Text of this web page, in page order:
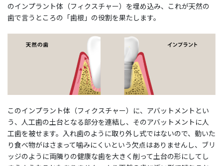
のインプラント体（フィクスチャー）を埋め込み、これが天然の
歯で言うところの「歯根」の役割を果たします。
このインプラント体（フィクスチャー）に、アバットメントとい
う、人工歯の土台となる部分を連結し、そのアバットメントに人
工歯を被せます。入れ歯のように取り外し式ではないので、動いた
り食べ物がはさまって噛みにくいという欠点はありませんし、ブリ
ッジのように両隣りの健康な歯を大きく削って土台の形にしてし